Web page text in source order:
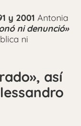
y 2001 Antonia
ni denunció»
ni
así